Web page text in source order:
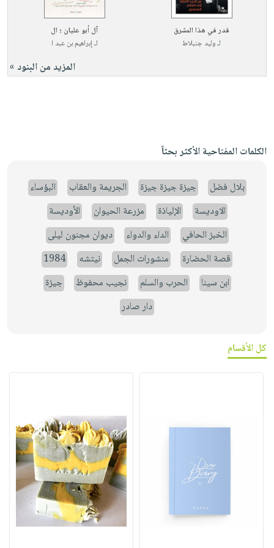
قدر في هذا المشرق
لـوليد جنبلاط
آل أبو عليان ؛ ال
لـإبراهيم بن عبد ا
المزيد من البنود »
الكلمات المفتاحية الأكثر بحثاً
بلال فضل جيزة جيزة جيزة الجريمة والعقاب
البؤساء
الاوديسة
الإلياذة مزرعة الحيوان
الأوديسة
الخبز الحافي
الداء والدواء
ديوان مجنون ليلى
قصة الحضارة
منشورات الجمل نيتشه
1984
ابن سينا
الحرب والسلم نجيب محفوظ
جيزة
دار صادر
كل الأقسام